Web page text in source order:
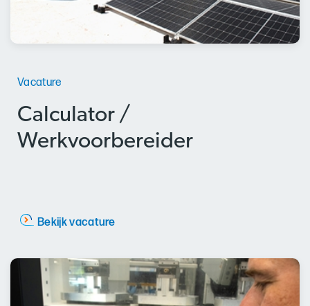
Vacature
Calculator /
Werkvoorbereider
Bekijk vacature